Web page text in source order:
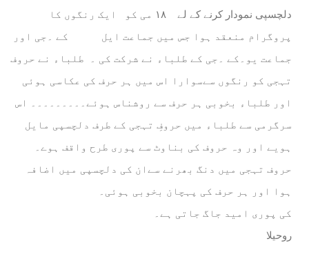
دلچسپی نمودار کرنے کے لے ١٨ می کو ایک رنگوں کا
پروگرام منعقد ہوا جس میں جماعت ایل کے ۔جی اور
جماعت یو۔کے ۔جی کے طلباء نے شرکت کی ۔ طلباء نے حروف
تہجی کو رنگوں سےسوارا اس میں ہر حرف کی عکاسی ہوئی
اور طلباء بخوبی ہر حرف سے روشناس ہوئے۔۔۔۔۔۔۔۔۔ اس
سرگرمی سے طلباء میں حروفِ تہجی کے طرف دلچسپی مایل
ہویے اور وہ حروف کی بناوٹ سے پوری طرح واقف ہوے۔
حروف تہجی میں دنگ بھرنے سےان کی دلچسپی میں اضافہ
ہوا اور ہر حرف کی پہچان بخوبی ہوئی۔
کی پوری امید جاگ جاتی ہے۔
روحیلا